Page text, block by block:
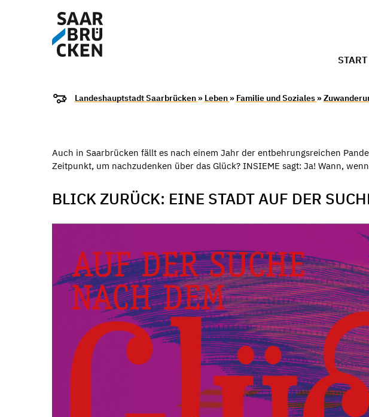
START
Landeshauptstadt Saarbrücken » Leben » Familie und Soziales »
Auch in Saarbrücken fällt es nach einem Jahr der entbehrungsreichen
Zeitpunkt, um nachzudenken über das Glück? INSIEME sagt: Ja! Wann,
BLICK ZURÜCK: EINE STADT AUF DER